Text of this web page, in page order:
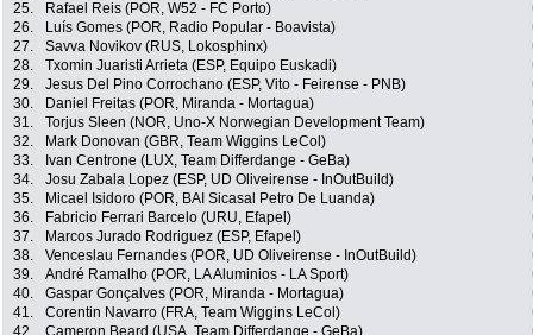
25.
Rafael Reis (POR, W52 - FC Porto)
26.
Luís Gomes (POR, Radio Popular - Boavista)
27.
Savva Novikov (RUS, Lokosphinx)
28.
Txomin Juaristi Arrieta (ESP, Equipo Euskadi)
29.
Jesus Del Pino Corrochano (ESP, Vito - Feirense - PNB)
30.
Daniel Freitas (POR, Miranda - Mortagua)
31.
Torjus Sleen (NOR, Uno-X Norwegian Development Team)
32.
Mark Donovan (GBR, Team Wiggins LeCol)
33.
Ivan Centrone (LUX, Team Differdange - GeBa)
34.
Josu Zabala Lopez (ESP, UD Oliveirense - InOutBuild)
35.
Micael Isidoro (POR, BAI Sicasal Petro De Luanda)
36.
Fabricio Ferrari Barcelo (URU, Efapel)
37.
Marcos Jurado Rodriguez (ESP, Efapel)
38.
Venceslau Fernandes (POR, UD Oliveirense - InOutBuild)
39.
André Ramalho (POR, LA Aluminios - LA Sport)
40.
Gaspar Gonçalves (POR, Miranda - Mortagua)
41.
Corentin Navarro (FRA, Team Wiggins LeCol)